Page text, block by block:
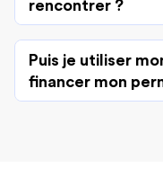
rencontrer ?
Puis je utiliser
financer mon